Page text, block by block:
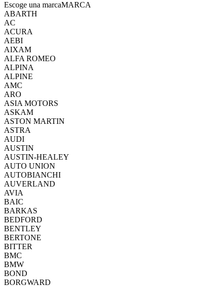
Escoge una marcaMARCA
ABARTH
AC
ACURA
AEBI
AIXAM
ALFA ROMEO
ALPINA
ALPINE
AMC
ARO
ASIA MOTORS
ASKAM
ASTON MARTIN
ASTRA
AUDI
AUSTIN
AUSTIN-HEALEY
AUTO UNION
AUTOBIANCHI
AUVERLAND
AVIA
BAIC
BARKAS
BEDFORD
BENTLEY
BERTONE
BITTER
BMC
BMW
BOND
BORGWARD